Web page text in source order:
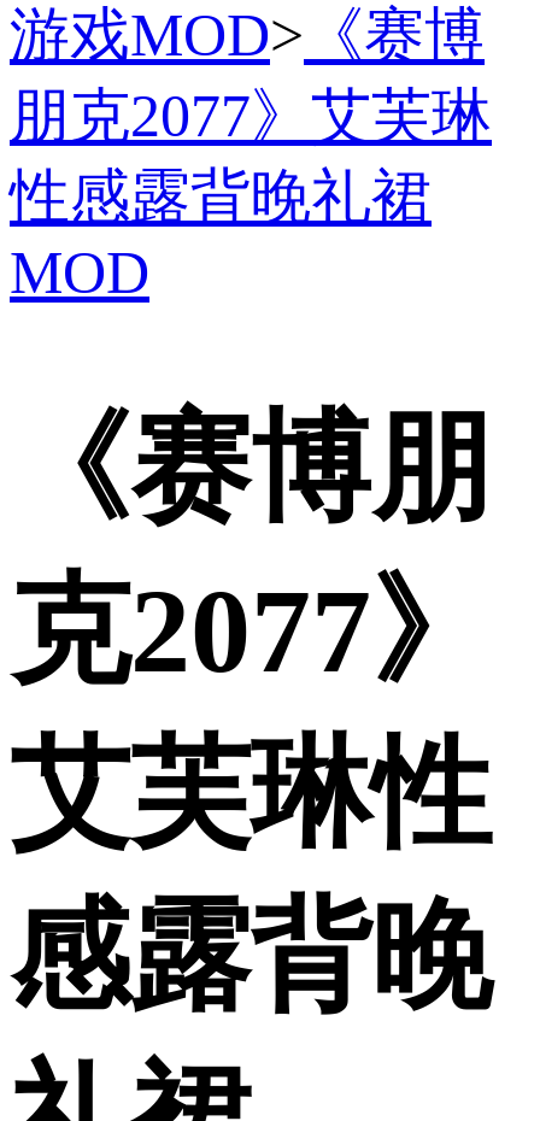
游戏MOD> 《赛博
朋克2077》艾芙琳
性感露背晚礼裙
MOD
《赛博朋
克2077》
艾芙琳性
感露背晚